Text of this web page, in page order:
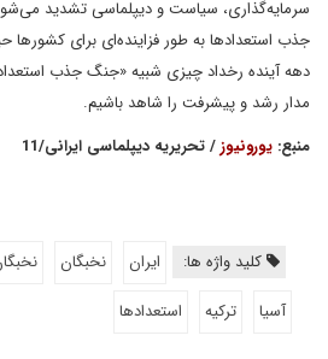
سرمایه‌گذاری، سیاست و دیپلماسی تشدید
جذب استعدادها به طور فزاینده‌ای برای
دهه آینده رخداد چیزی شبیه «جنگ جذب
مدار رشد و پیشرفت را شاهد باشیم.
منبع: یورونیوز/ تحریریه دیپلماسی ایرانی/11
کلید واژه ها: ایران نخبگان
آسیا
ترکیه استعدادها